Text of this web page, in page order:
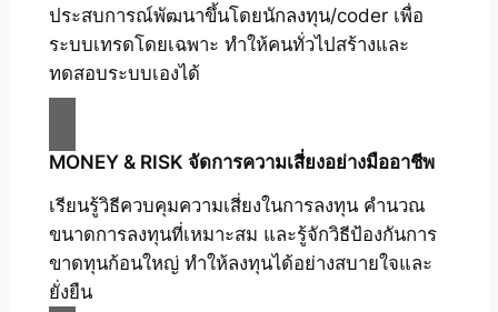
ประสบการณ์พัฒนาขึ้นโดยนักลงทุน/coder เพื่อ
ระบบเทรดโดยเฉพาะ ทำให้คนทั่วไปสร้างและ
ทดสอบระบบเองได้
MONEY & RISK จัดการความเสี่ยงอย่างมืออาชีพ
เรียนรู้วิธีควบคุมความเสี่ยงในการลงทุน คำนวณ
ขนาดการลงทุนที่เหมาะสม และรู้จักวิธีป้องกันการ
ขาดทุนก้อนใหญ่ ทำให้ลงทุนได้อย่างสบายใจและ
ยั่งยืน